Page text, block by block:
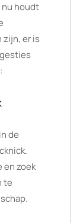
nu houdt
zijn, er is
de
en zoek
te